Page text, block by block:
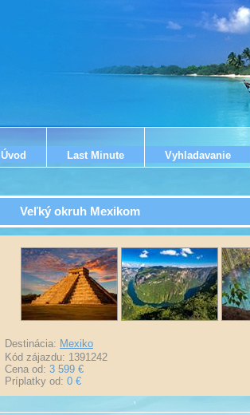
Úvod Last Minute Vyhladavanie
Veľký okruh Mexikom
Destinácia: Mexiko
Kód zájazdu: 1391242
Cena od: 3 599 €
Príplatky od: 0 €